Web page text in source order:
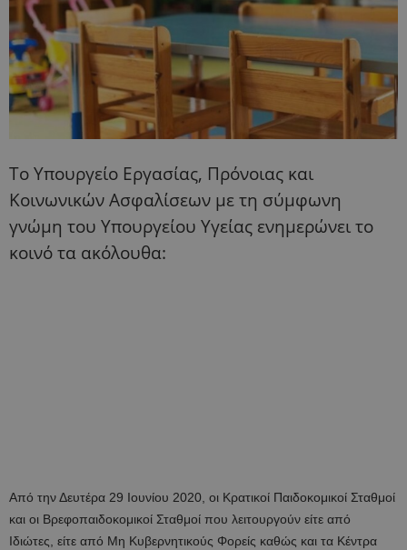
Το Υπουργείο Εργασίας, Πρόνοιας και
Κοινωνικών Ασφαλίσεων με τη σύμφωνη
γνώμη του Υπουργείου Υγείας ενημερώνει το
κοινό τα ακόλουθα:
Από την Δευτέρα 29 Ιουνίου 2020, οι Κρατικοί Παιδοκομικοί Σταθμοί
και οι Βρεφοπαιδοκομικοί Σταθμοί που λειτουργούν είτε από
Ιδιώτες, είτε από Μη Κυβερνητικούς Φορείς καθώς και τα Κέντρα